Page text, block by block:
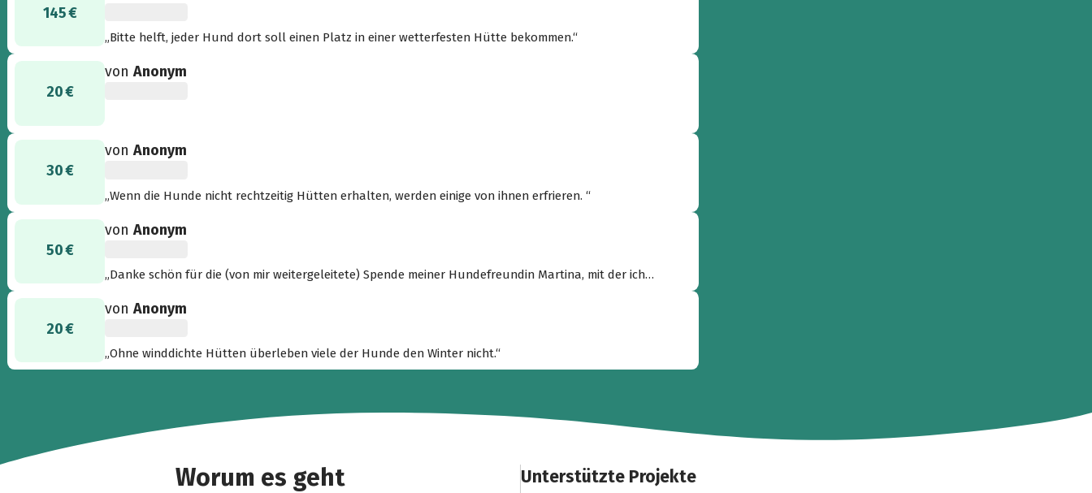
145 €
„Bitte helft, jeder Hund dort soll einen Platz in einer wetterfesten Hütte bekommen.“
20 €
vonAnonym
30 €
vonAnonym
„Wenn die Hunde nicht rechtzeitig Hütten erhalten, werden einige von ihnen erfrieren. “
50 €
vonAnonym
„Danke schön für die (von mir weitergeleitete) Spende meiner Hundefreundin Martina, mit der ich
Vergangenheit hinter sich haben und jetzt zu unserer Familie gehören! “
20 €
vonAnonym
„Ohne winddichte Hütten überleben viele der Hunde den Winter nicht.“
Worum es geht Unterstützte Projekte